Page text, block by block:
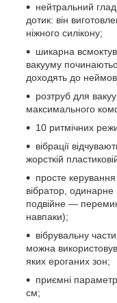
нейтральний
дотик: він
ніжного силікону;
шикарна
вакууму
доходять до
розтруб для
максимального
10 ритмічних
вібрації
жорсткій
просте
вібратор,
подвійне —
навпаки);
вібрувальну
можна
яких ероганих зон;
приємні
см;